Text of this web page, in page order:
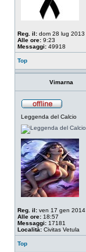
Reg. il: dom 28 lug 2013
Alle ore: 9:23
Messaggi: 49918
Top
Vimarna
Leggenda del Calcio
Reg. il: ven 17 gen 2014
Alle ore: 18:57
Messaggi: 17181
Località: Civitas Vetula
Top